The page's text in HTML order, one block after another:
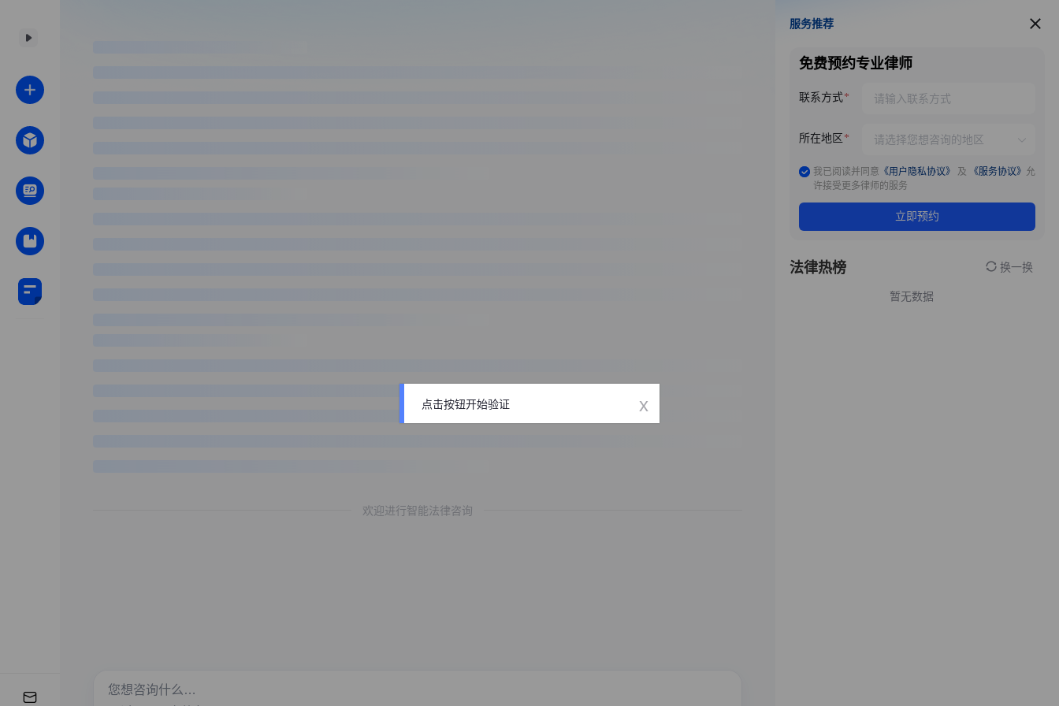
欢迎进行智能法律咨询
服务推荐
服务推荐
免费预约专业律师
联系方式
所在地区
我已阅读并同意 《用户隐私协议》 及 《服务协议》 允
许接受更多律师的服务
立即预约
法律热榜 换一换
暂无数据
点击按钮开始验证 x